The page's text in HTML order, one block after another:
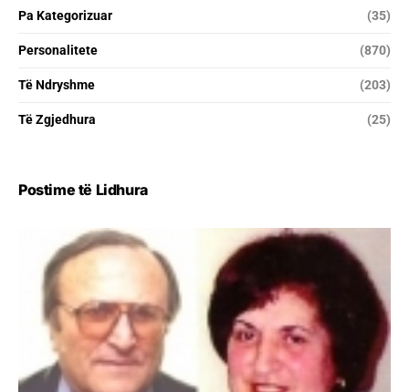
Pa Kategorizuar (35)
Personalitete (870)
Të Ndryshme (203)
Të Zgjedhura (25)
Postime të Lidhura